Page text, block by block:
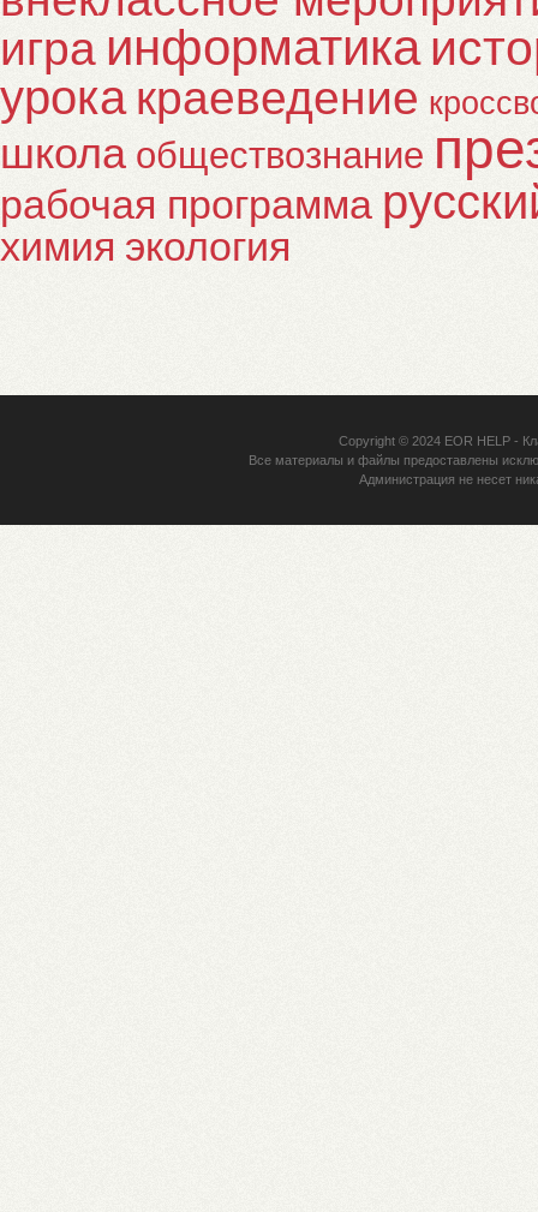
игра информатика
урока краеведение
школа обществознание
рабочая программа
химия экология
Copyright © 2024 EOR HELP-
Все материалы и файлы предоставлены
Администрация не несет